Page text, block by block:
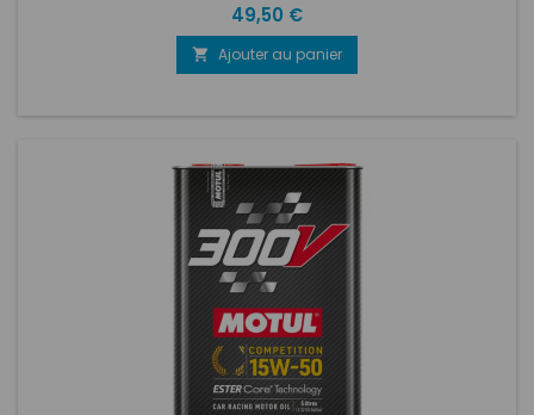
Prix
49,50 €
 Ajouter au panier